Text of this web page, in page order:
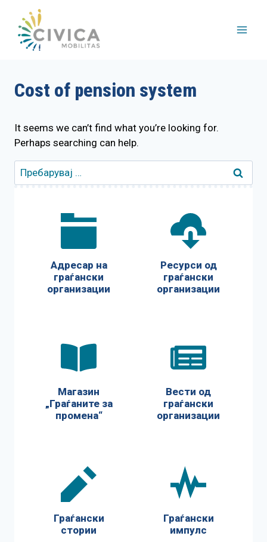
content
Cost of pension system
It seems we can’t find what you’re looking for.
Perhaps searching can help.
Пребарувај
за:
Адресар на
граѓански
организации
Ресурси од
граѓански
организации
Магазин
„Граѓаните за
промена“
Вести од
граѓански
организации
Граѓански
стории
Граѓански
импулс